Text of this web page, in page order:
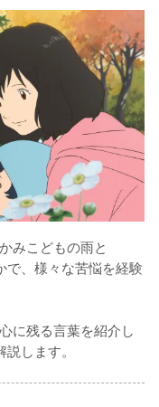
みこどもの雨と
で、様々な苦悩を経験
に残る言葉を紹介し
します。